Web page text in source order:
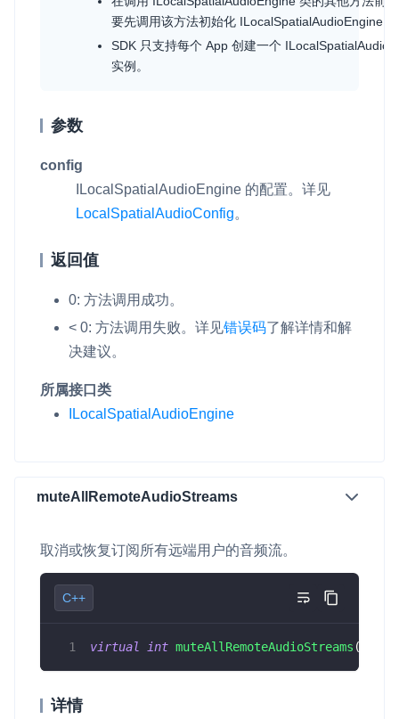
实时转录翻译
微呼叫
实现智能硬件和微信小程序之间的实时音视频互通
Status Page
集中展示声网主要产品及服务的综合服务质量及可用性信息
内容审核
程
云市场
SDK 拓展插件
使用录制、推流、拉流等服务丰富互动体验
输入在线媒体流
云端转码 RTMP 网关
RTC 服务端 SDK
与 RTC 客户端 SDK 互通，实现收发流
PPT 转码服务
快速高效的文档转换解决方案
水晶球
要先调用该方法初始化 ILocalSpatialAudioEngine
SDK 只支持每个 App 创建一个
实例。
参数
config
ILocalSpatialAudioEngine 的配置。详见
LocalSpatialAudioConfig。
返回值
0: 方法调用成功。
< 0: 方法调用失败。 详见错误码了解详情和解
决建议。
所属接口类
ILocalSpatialAudioEngine
muteAllRemoteAudioStreams
取消或恢复订阅所有远端用户的音频流。
C++
virtual int muteAllRemoteAudioStreams (
详情